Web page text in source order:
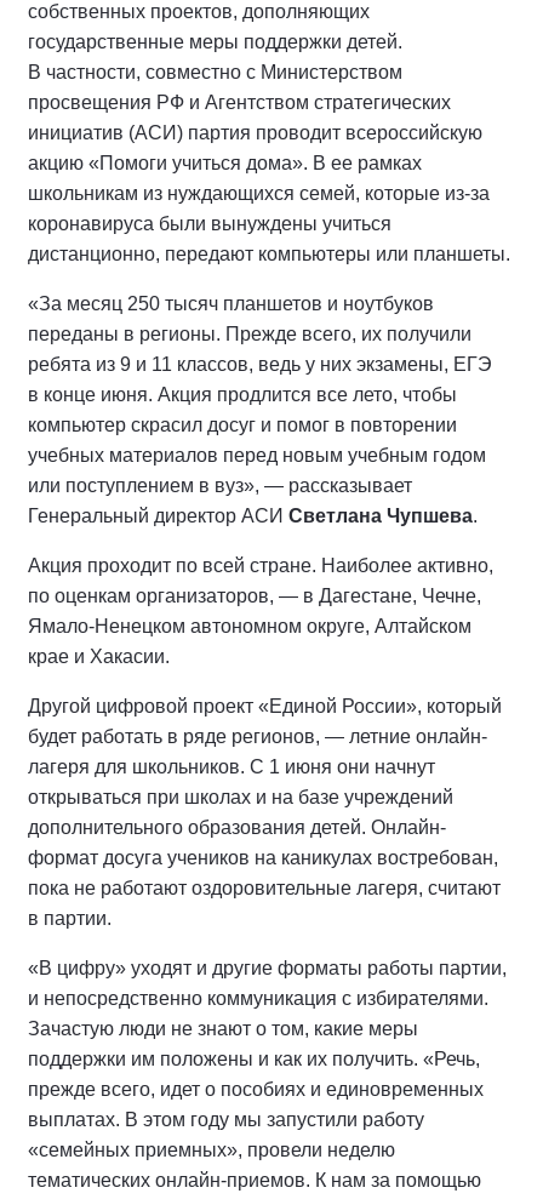
собственных проектов, дополняющих
государственные меры поддержки детей.
В частности, совместно с Министерством
просвещения РФ и Агентством стратегических
инициатив (АСИ) партия проводит всероссийскую
акцию «Помоги учиться дома». В ее рамках
школьникам из нуждающихся семей, которые из-за
коронавируса были вынуждены учиться
дистанционно, передают компьютеры или планшеты.
«За месяц 250 тысяч планшетов и ноутбуков
переданы в регионы. Прежде всего, их получили
ребята из 9 и 11 классов, ведь у них экзамены, ЕГЭ
в конце июня. Акция продлится все лето, чтобы
компьютер скрасил досуг и помог в повторении
учебных материалов перед новым учебным годом
или поступлением в вуз», — рассказывает
Генеральный директор АСИ Светлана Чупшева.
Акция проходит по всей стране. Наиболее активно,
по оценкам организаторов, — в Дагестане, Чечне,
Ямало-Ненецком автономном округе, Алтайском
крае и Хакасии.
Другой цифровой проект «Единой России», который
будет работать в ряде регионов, — летние онлайн-
лагеря для школьников. С 1 июня они начнут
открываться при школах и на базе учреждений
дополнительного образования детей. Онлайн-
формат досуга учеников на каникулах востребован,
пока не работают оздоровительные лагеря, считают
в партии.
«В цифру» уходят и другие форматы работы партии,
и непосредственно коммуникация с избирателями.
Зачастую люди не знают о том, какие меры
поддержки им положены и как их получить. «Речь,
прежде всего, идет о пособиях и единовременных
выплатах. В этом году мы запустили работу
«семейных приемных», провели неделю
тематических онлайн-приемов. К нам за помощью